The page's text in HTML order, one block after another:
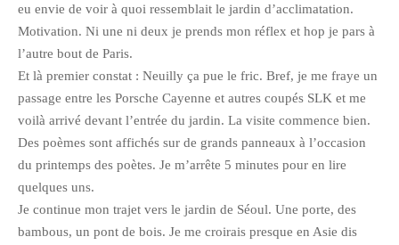
eu envie de voir à quoi ressemblait le jardin d’acclimatation.
Motivation. Ni une ni deux je prends mon réflex et hop je pars à
l’autre bout de Paris.
Et là premier constat : Neuilly ça pue le fric. Bref, je me fraye un
passage entre les Porsche Cayenne et autres coupés SLK et me
voilà arrivé devant l’entrée du jardin. La visite commence bien.
Des poèmes sont affichés sur de grands panneaux à l’occasion
du printemps des poètes. Je m’arrête 5 minutes pour en lire
quelques uns.
Je continue mon trajet vers le jardin de Séoul. Une porte, des
bambous, un pont de bois. Je me croirais presque en Asie dis